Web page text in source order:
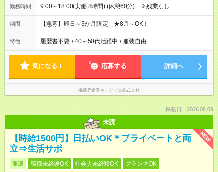
勤務時間 9:00～18:00(実働:8時間) (休憩60分) ※残業なし
期間 【急募】即日～3か月限定 ★8月～OK！
特徴 履歴書不要 / 40～50代活躍中 / 服装自由
気になる！ 応募する 詳細へ
掲載元企業名 アデコ株式会社
掲載日：2026.08.09
未読
NEW
【時給1500円】日払いOK＊プライベートと両
立⇒生活サポ
派遣 職種未経験OK 社会人未経験OK ブランクOK